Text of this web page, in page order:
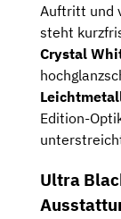
Auftritt und
steht
Crystal
Edition-
Ultra